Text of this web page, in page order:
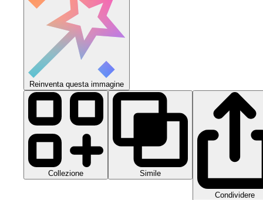
Reinventa questa immagine
Collezione Simile
Condividere